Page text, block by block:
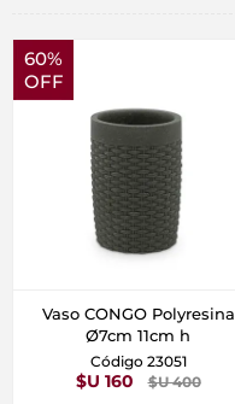
60%
OFF
Vaso CONGO Polyresina
Ø7cm 11cm h
Código 23051
$U 160 $U 400